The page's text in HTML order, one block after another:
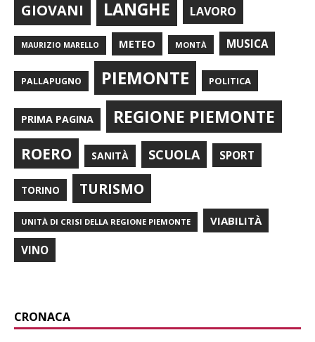
GIOVANI LANGHE LAVORO
MAURIZIO MARELLO METEO MONTÀ MUSICA
PALLAPUGNO PIEMONTE POLITICA
PRIMA PAGINA REGIONE PIEMONTE
ROERO SANITÀ SCUOLA SPORT
TORINO TURISMO
UNITÀ DI CRISI DELLA REGIONE PIEMONTE VIABILITÀ
VINO
CRONACA